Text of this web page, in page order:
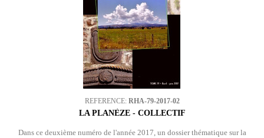
REFERENCE: RHA-79-2017-02
LA PLANÈZE - COLLECTIF
Dans ce deuxième numéro de l'année 2017, un dossier thématique sur la